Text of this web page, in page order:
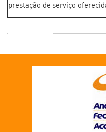
prestação de serviço